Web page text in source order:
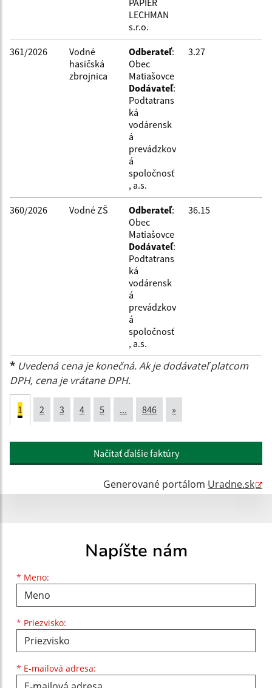
PAPIER
LECHMAN
s.r.o.
361/2026
Vodné
hasičská
zbrojnica
Odberateľ:
Obec
Matiašovce
Dodávateľ:
Podtatrans
ká
vodárensk
á
prevádzkov
á
spoločnosť
, a.s.
3.27
360/2026 Vodné ZŠ Odberateľ:
Obec
Matiašovce
Dodávateľ:
Podtatrans
ká
vodárensk
á
prevádzkov
á
spoločnosť
, a.s.
36.15
* Uvedená cena je konečná. Ak je dodávateľ platcom
DPH, cena je vrátane DPH.
1 2 3 4 5 ... 846 »
Načítať ďalšie faktúry
Generované portálom Uradne.sk
Napíšte nám
* Meno:
Meno
* Priezvisko:
Priezvisko
* E-mailová adresa:
E-mailová adresa